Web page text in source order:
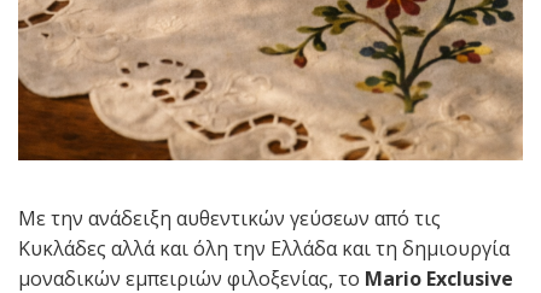
Με την ανάδειξη αυθεντικών γεύσεων από τις
Κυκλάδες αλλά και όλη την Ελλάδα και τη δημιουργία
μοναδικών εμπειριών φιλοξενίας, το Mario Exclusive